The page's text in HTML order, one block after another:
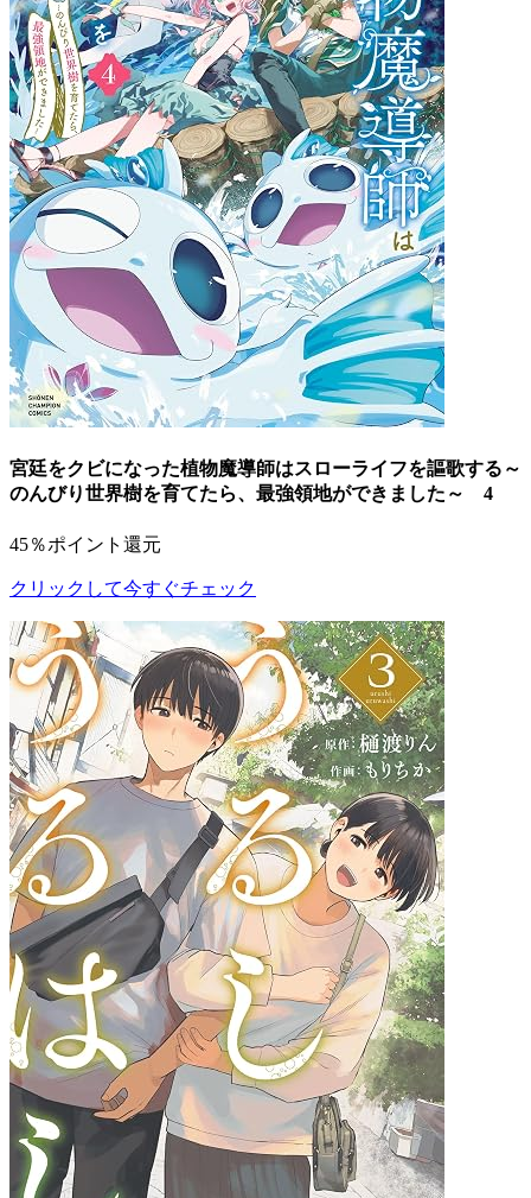
宮廷をクビになった植物魔導師はスローライフを謳歌する～
のんびり世界樹を育てたら、最強領地ができました～ 4
45％ポイント還元
クリックして今すぐチェック